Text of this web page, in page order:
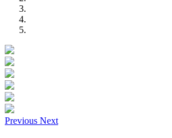
Previous Next